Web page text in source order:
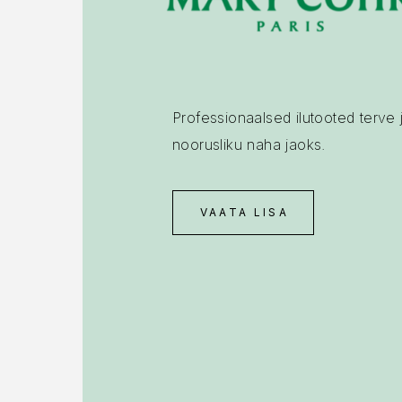
Professionaalsed ilutooted terve
noorusliku naha jaoks!
VAATA LISA